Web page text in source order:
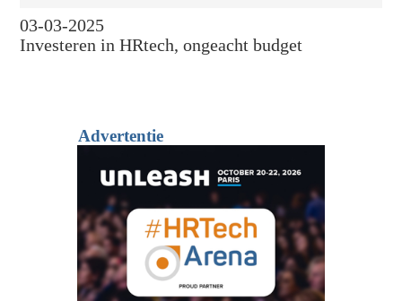
03-03-2025
Investeren in HRtech, ongeacht budget
Advertentie